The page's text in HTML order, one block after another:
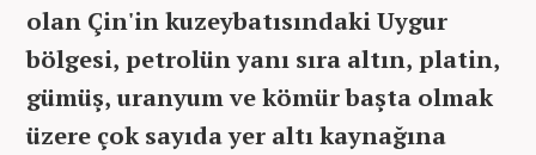
olan Çin'in kuzeybatısındaki Uygur
bölgesi, petrolün yanı sıra altın, platin,
gümüş, uranyum ve kömür başta olmak
üzere çok sayıda yer altı kaynağına